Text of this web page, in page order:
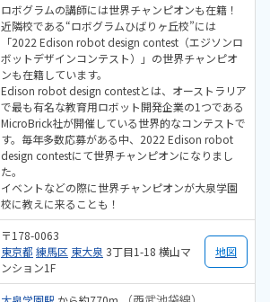
ロボグラムの講師には世界チャンピオンも在籍！
近隣校である“ロボグラムひばりヶ丘校”には
「2022 Edison robot design contest（エジソンロ
ボットデザインコンテスト）」の世界チャンピオ
ンも在籍しています。
Edison robot design contestとは、オーストラリア
で最も有名な教育用ロボット開発企業の1つである
MicroBrick社が開催している世界的なコンテストで
す。毎年多数応募がある中、2022 Edison robot
design contestにて世界チャンピオンになりまし
た。
イベントなどの際に世界チャンピオンが大泉学園
校に教えに来ることも！
〒178-0063
東京都 練馬区 東大泉 3丁目1-18 横山マ
ンション1F
地図